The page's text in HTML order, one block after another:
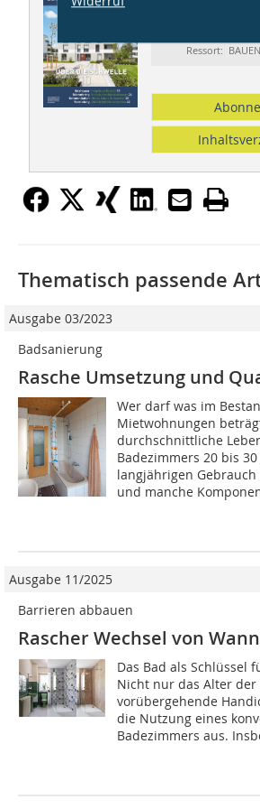
Ressort:
Thematisch passende
Ausgabe 03/2023
Badsanierung
Rasche Umsetzung und
Wer darf was im
Mietwohnungen
durchschnittliche
Badezimmers 20 bis
langjährigen
und manche
Ausgabe 11/2025
Barrieren abbauen
Rascher Wechsel von
Das Bad als Schlüssel
Nicht nur das Alter der
vorübergehende
die Nutzung eines
Badezimmers aus.